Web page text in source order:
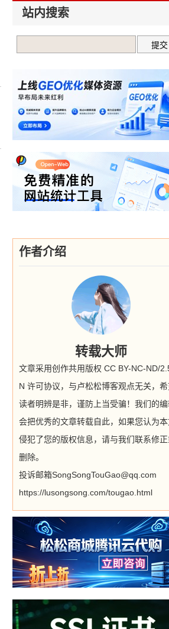
站内搜索
作者介绍
转载大师
文章采用创作共用版权 CC BY-NC-ND/
N 许可协议，与卢松松博客观点无关，
读者明辨是非，谨防上当受骗！我们的
会把优秀的文章转载自此，如果您认为
侵犯了您的版权信息，请与我们联系修
删除。
投诉邮箱SongSongTouGao@qq.com
https://lusongsong.com/tougao.html